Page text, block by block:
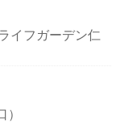
イフガーデン仁